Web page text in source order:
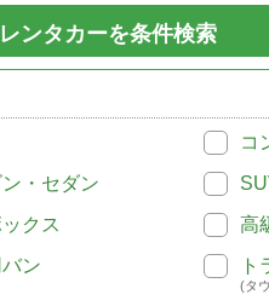
ンタカーを条件検索
コ
・セダン
クス
高
ン
ト
(タ